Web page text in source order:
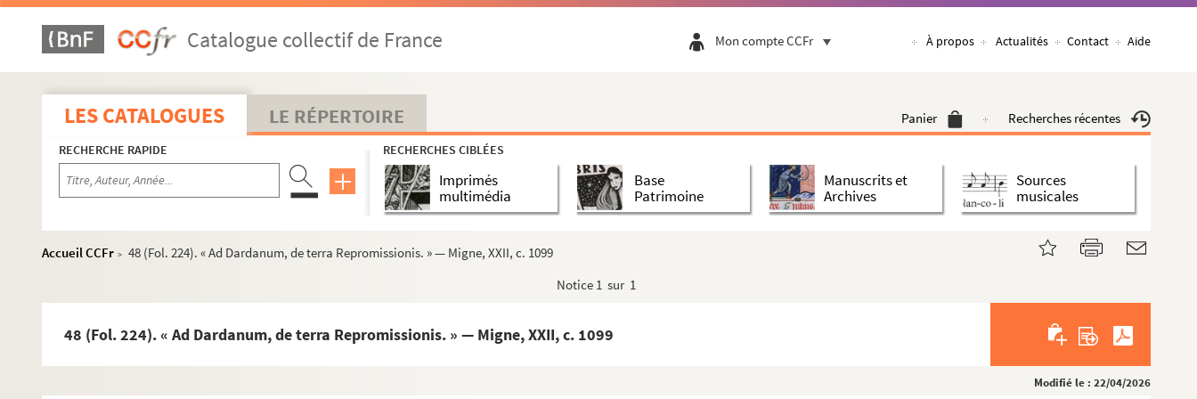
Catalogue collectif de France Mon compte CCFr À propos Actualités Contact Aide
LES CATALOGUES LE RÉPERTOIRE Panier Recherches récentes
RECHERCHE RAPIDE RECHERCHES CIBLÉES
Imprimés
multimédia
Base
Patrimoine
Manuscrits et
Archives
Sources
musicales
Accueil CCFr > 48 (Fol. 224). « Ad Dardanum, de terra Repromissionis. » — Migne, XXII, c. 1099
Notice 1 sur 1
48 (Fol. 224). « Ad Dardanum, de terra Repromissionis. » — Migne, XXII, c. 1099
Modifié le : 22/04/2026
20 (Fol. 79). « De matrimonio »
21 (Fol. 80). « De resurrectione carnis in futuro et generali judicio. » — Migne, XXII, c. 830
22 (Fol. 87). « Judicium Salomonis sapientis in sectione parvuli. » — Migne, XXII, c. 682
23 (Fol. 89). « Ad gloriosum et beatum Anthonium monachum. » — Migne, XXII, c. 345
24 (Fol. 91). « Ad amicum congratulacio familiaris. » — Migne, XXII, c. 338
25 (Fol. 99). « Ad Principiam virginem, explanacio illius psalmi :Eructavit cor meum.
26 (Fol. 108). « Ad Furiam virginem, de viduitate servanda. » — Migne, XXII, c. 550
27 (Fol. 113). « Super Ysaia propheta. » — Migne, XXII, c. 361
31 (Fol. 147). « Ad Salvinam, de morte Nebridii et de viduitate servanda. » — Migne, XXII, c. 724